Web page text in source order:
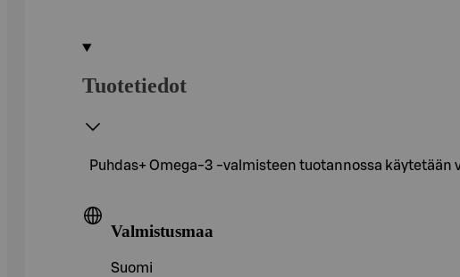
Tuotetiedot
Puhdas+ Omega-3 -valmisteen tuotannossa
Valmistusmaa
Suomi